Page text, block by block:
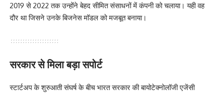
2019 से 2022 तक उन्होंने बेहद सीमित संसाधनों में कंपनी को चलाया। यही वह
दौर था जिसने उनके बिजनेस मॉडल को मजबूत बनाया।
सरकार से मिला बड़ा सपोर्ट
स्टार्टअप के शुरुआती संघर्ष के बीच भारत सरकार की बायोटेक्नोलॉजी एजेंसी